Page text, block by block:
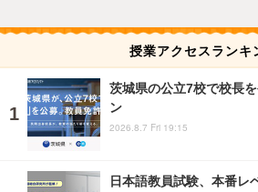
授業アクセスランキ
茨城県の公立7校で校長
ン
2026.8.7 Fri 19:15
日本語教員試験、本番レ